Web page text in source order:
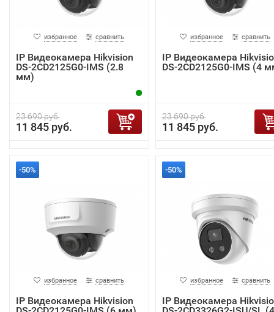
избранное сравнить
IP Видеокамера Hikvision
DS-2CD2125G0-IMS (2.8
мм)
23 690 руб.
11 845 руб.
избранное сравнить
IP Видеокамера
DS-2CD2125G0-IMS (4
23 690 руб.
11 845 руб.
-50%
избранное сравнить
IP Видеокамера Hikvision
-50%
избранное сравнить
IP Видеокамера